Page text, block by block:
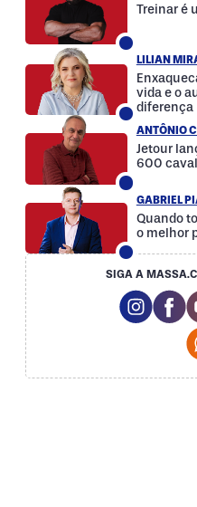
Treinar é
LILIAN
vida e o
diferença
ANTÔNIO
Jetour
600
GABRIEL
Quando
o melhor
SIGA A